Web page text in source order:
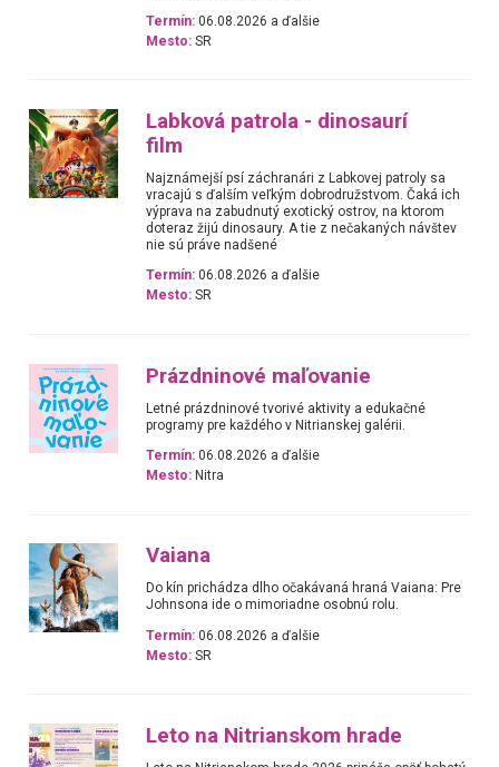
Termín: 06.08.2026 a ďalšie
Mesto: SR
Labková patrola - dinosaurí
film
Najznámejší psí záchranári z Labkovej patroly sa
vracajú s ďalším veľkým dobrodružstvom. Čaká ich
výprava na zabudnutý exotický ostrov, na ktorom
doteraz žijú dinosaury. A tie z nečakaných návštev
nie sú práve nadšené
Termín: 06.08.2026 a ďalšie
Mesto: SR
Prázdninové maľovanie
Letné prázdninové tvorivé aktivity a edukačné
programy pre každého v Nitrianskej galérii.
Termín: 06.08.2026 a ďalšie
Mesto: Nitra
Vaiana
Do kín prichádza dlho očakávaná hraná Vaiana: Pre
Johnsona ide o mimoriadne osobnú rolu.
Termín: 06.08.2026 a ďalšie
Mesto: SR
Leto na Nitrianskom hrade